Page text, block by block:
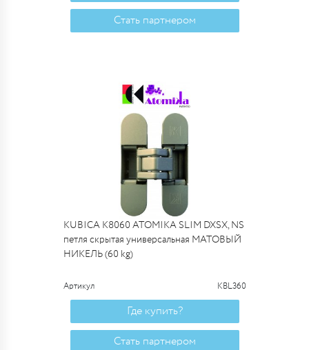
Стать партнером
KUBICA K8060 ATOMIKA SLIM DXSX, NS
петля скрытая универсальная МАТОВЫЙ
НИКЕЛЬ (60 kg)
Артикул KBL360
Где купить?
Стать партнером